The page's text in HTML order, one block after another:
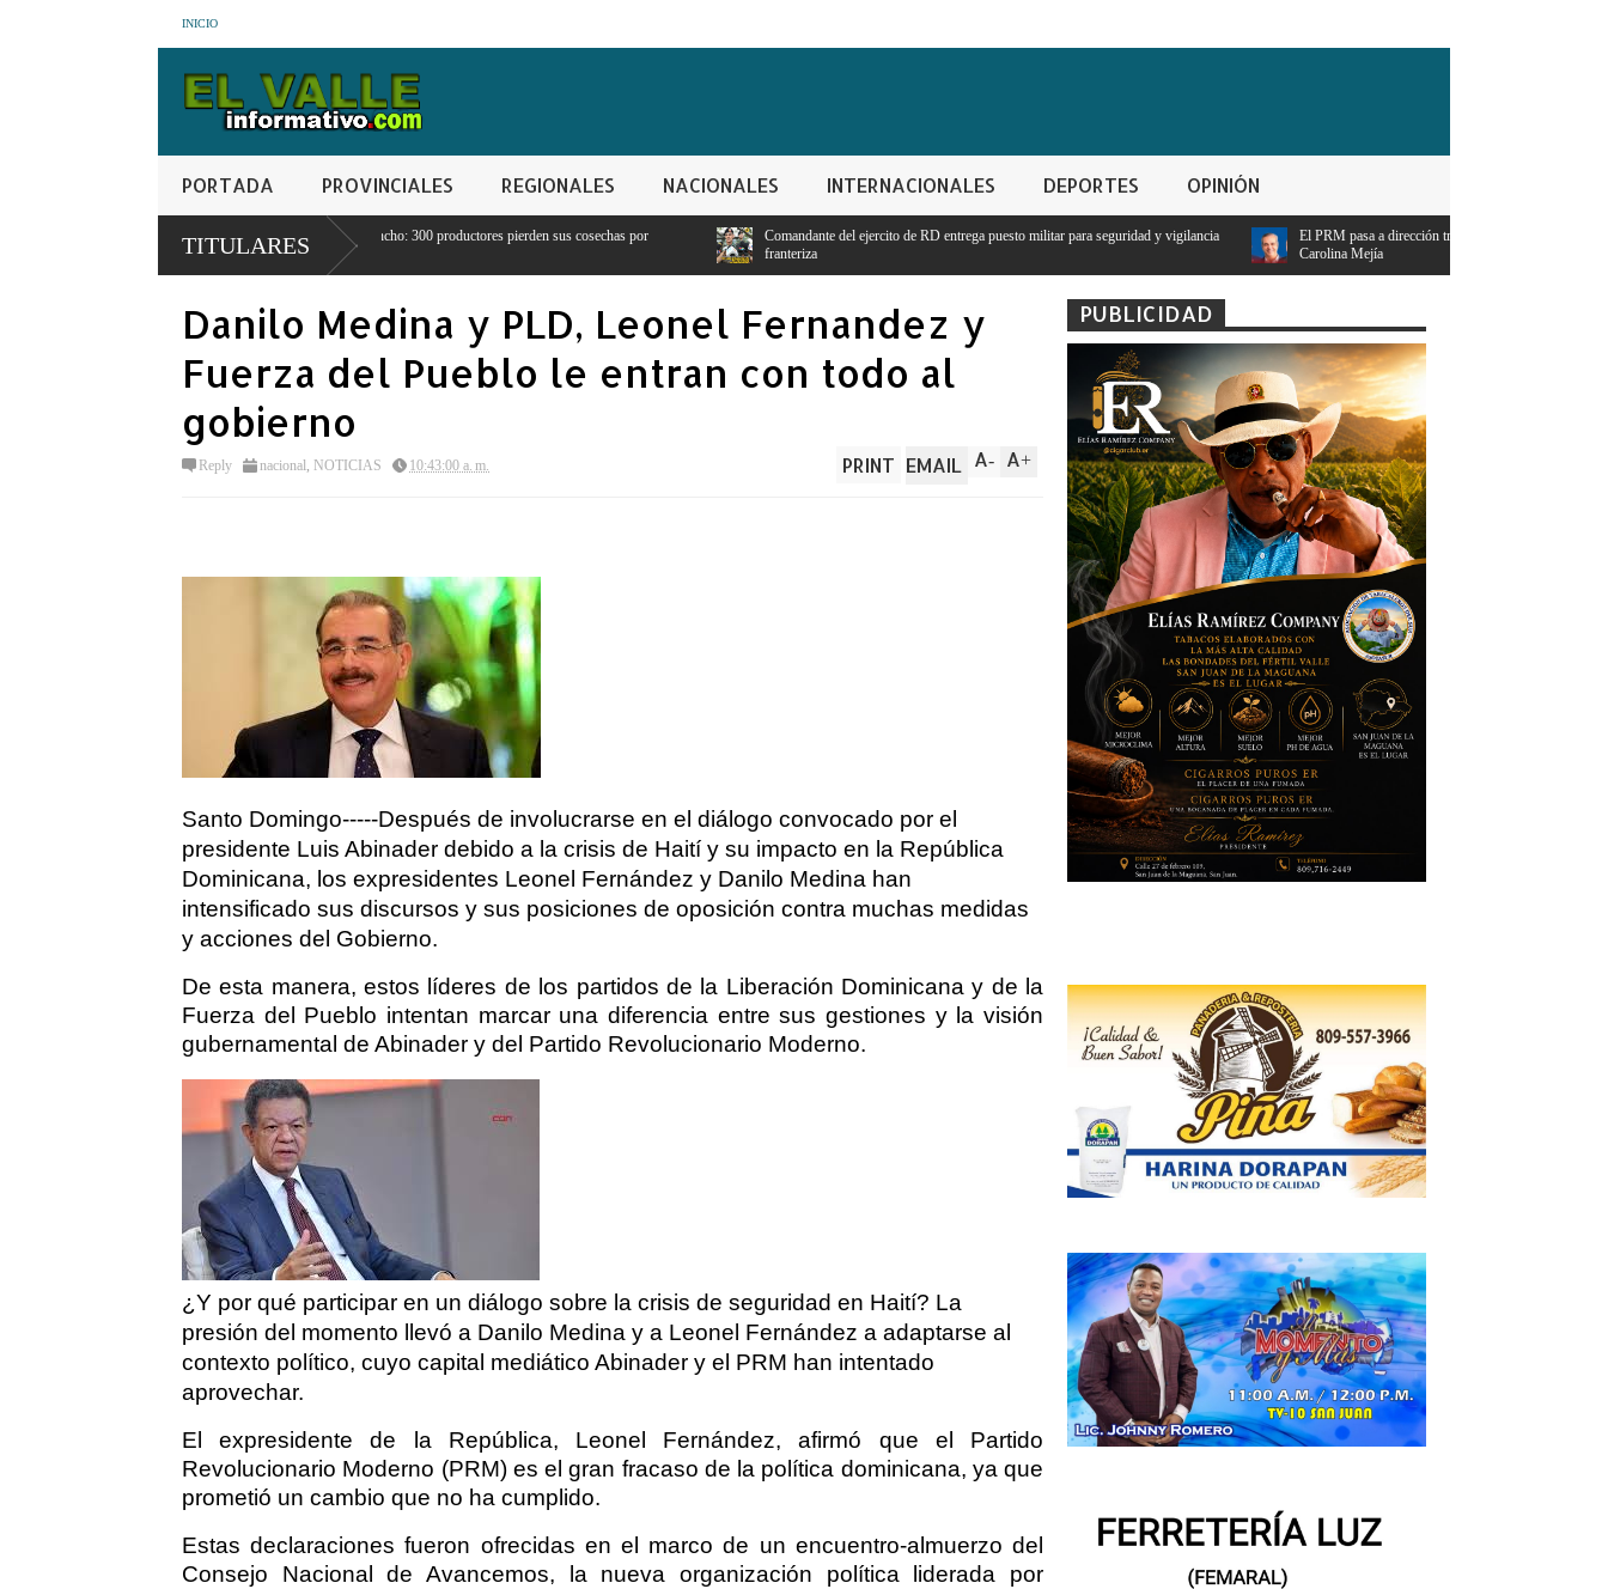
INICIO
PORTADA PROVINCIALES REGIONALES NACIONALES INTERNACIONALES DEPORTES OPINIÓN
TITULARES
Crisis agrícola en Juancho: 300 productores pierden sus cosechas por
Comandante del ejercito de RD entrega puesto militar para seguridad y vigilancia
El PRM pasa a dirección tripartita masculina y deja atrás el liderazgo femenino de
Danilo Medina y PLD, Leonel Fernandez y
Fuerza del Pueblo le entran con todo al
gobierno
Reply nacional, NOTICIAS 10:43:00 a. m. A+
A-
PRINT EMAIL
Santo Domingo-----Después de involucrarse en el diálogo convocado por el
presidente Luis Abinader debido a la crisis de Haití y su impacto en la República
Dominicana, los expresidentes Leonel Fernández y Danilo Medina han
intensificado sus discursos y sus posiciones de oposición contra muchas medidas
y acciones del Gobierno.
De esta manera, estos líderes de los partidos de la Liberación Dominicana y de la
Fuerza del Pueblo intentan marcar una diferencia entre sus gestiones y la visión
gubernamental de Abinader y del Partido Revolucionario Moderno.
¿Y por qué participar en un diálogo sobre la crisis de seguridad en Haití? La
presión del momento llevó a Danilo Medina y a Leonel Fernández a adaptarse al
contexto político, cuyo capital mediático Abinader y el PRM han intentado
aprovechar.
El expresidente de la República, Leonel Fernández, afirmó que el Partido
Revolucionario Moderno (PRM) es el gran fracaso de la política dominicana, ya que
prometió un cambio que no ha cumplido.
Estas declaraciones fueron ofrecidas en el marco de un encuentro-almuerzo del
Consejo Nacional de Avancemos, la nueva organización política liderada por
PUBLICIDAD